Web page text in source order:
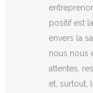
positif est
envers la
nous nous
attentes,
et, surtout,